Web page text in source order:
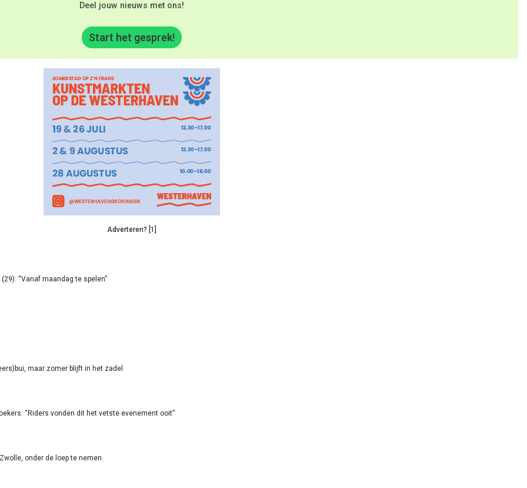
Deel jouw nieuws met ons!
Start het gesprek!
Adverteren? [1]
“Vanaf maandag te spelen”
maar zomer blijft in het zadel
“Riders vonden dit het vetste evenement ooit”
onder de loep te nemen